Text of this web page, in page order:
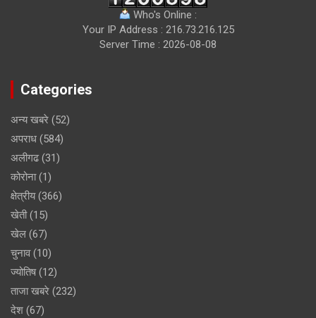
Who's Online :
Your IP Address : 216.73.216.125
Server Time : 2026-08-08
Categories
अन्य खबरे (52)
अपराध (584)
अलीगढ(31)
कोरोना(1)
क्षेत्रीय(366)
खेती(15)
खेल (67)
चुनाव(10)
ज्योतिष(12)
ताजा खबरे (232)
देश (67)